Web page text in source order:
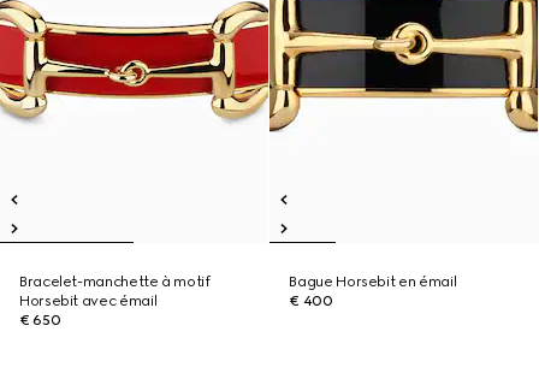
Bracelet-manchette à motif
Horsebit avec émail
€ 650
Bague Horsebit en émail
€ 400